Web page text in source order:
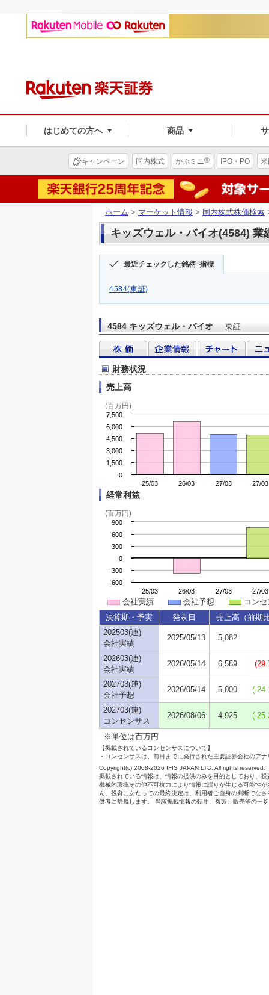
はじめての方へ 商品
キャンペーン 国内株式 かぶミニ® IPO・PO
ホーム > マーケット情報 > 国内株式株価検索
キッズウェル・バイオ(4584) 業
最近チェックした銘柄･指標
4584(東証)
4584 キッズウェル・バイオ 東証